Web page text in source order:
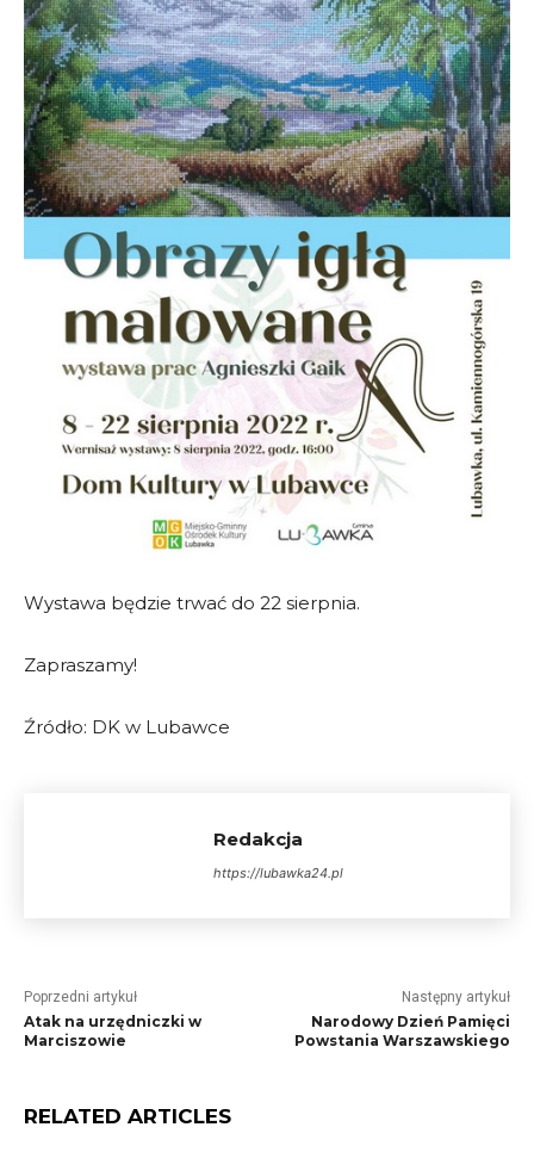
Wystawa będzie trwać do 22 sierpnia.
Zapraszamy!
Źródło: DK w Lubawce
Redakcja
https://lubawka24.pl
Poprzedni artykuł
Atak na urzędniczki w
Marciszowie
Następny artykuł
Narodowy Dzień Pamięci
Powstania Warszawskiego
RELATED ARTICLES